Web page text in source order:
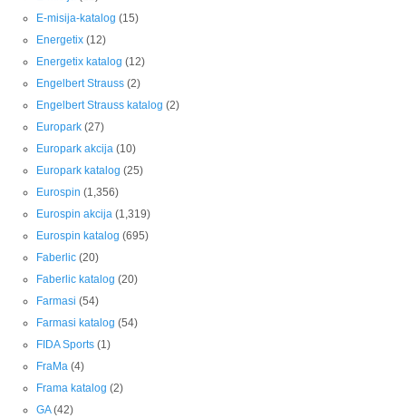
E-misija-katalog (15)
Energetix (12)
Energetix katalog (12)
Engelbert Strauss (2)
Engelbert Strauss katalog (2)
Europark (27)
Europark akcija (10)
Europark katalog (25)
Eurospin (1,356)
Eurospin akcija (1,319)
Eurospin katalog (695)
Faberlic (20)
Faberlic katalog (20)
Farmasi (54)
Farmasi katalog (54)
FIDA Sports (1)
FraMa (4)
Frama katalog (2)
GA(42)